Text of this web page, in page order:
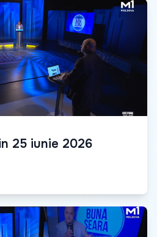
25 iunie 2026